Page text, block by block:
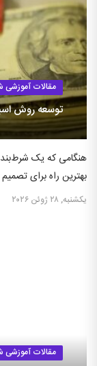
مقالات آموزشی
توسعه روش
هنگامی که یک
بهترین راه برای
یکشنبه, ۲۸ ژوئن ۲۰۲۶
مقالات آموزشی